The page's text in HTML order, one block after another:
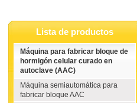
Lista de productos
Máquina para fabricar bloque de
hormigón celular curado en
autoclave (AAC)
Máquina semiautomática para
fabricar bloque AAC